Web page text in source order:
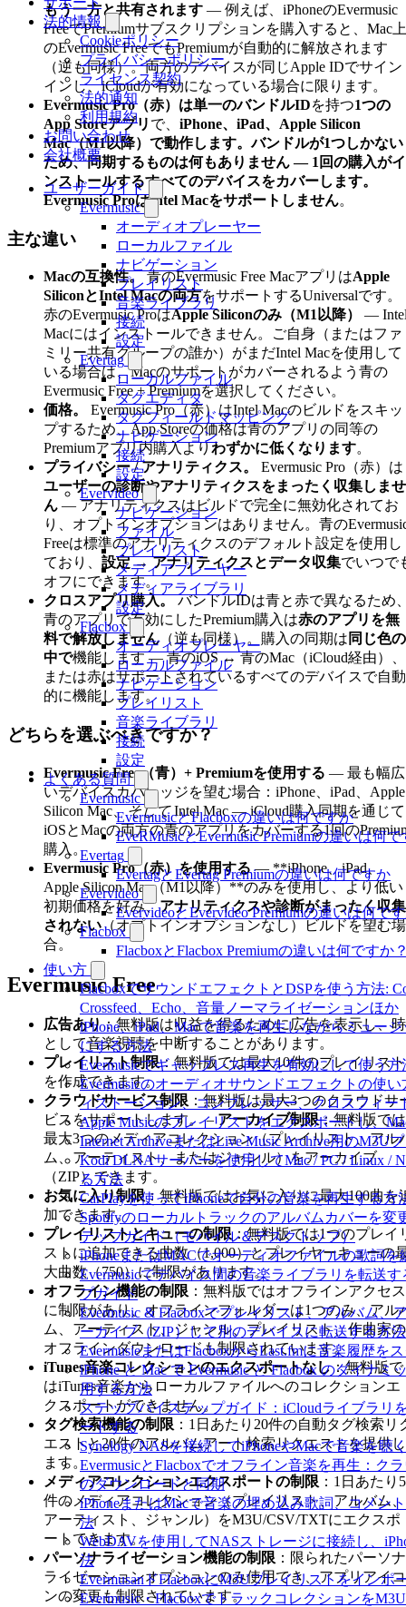
法的情報
Cookieポリシー
プライバシーポリシー
ライセンス契約
法的通知
利用規約
お問い合わせ
会社概要
ユーザーガイド
Evermusic
オーディオプレーヤー
ローカルファイル
ナビゲーション
プレイリスト
音楽ライブラリ
接続
設定
Evertag
ローカルファイル
タグエディタ
タグフィールドマッピング
ナビゲーション
接続
設定
Evervideo
ナビゲーション
ファイル
プレイリスト
メディアプレーヤー
メディアライブラリ
設定
Flacbox
オーディオプレーヤー
ローカルファイル
ナビゲーション
プレイリスト
音楽ライブラリ
接続
設定
よくある質問
Evermusic
EvermusicとFlacboxの違いは何ですか
EveRMusicとEvermusic Premiumの違いは何で
Evertag
EvertagとEvertag Premiumの違いは何ですか
Evervideo
EvervideoとEvervideo Premiumの違いは何で
Flacbox
FlacboxとFlacbox Premiumの違いは何ですか
使い方
FlacboxでサウンドエフェクトとDSPを使う方法:
Crossfeed、Echo、音量ノーマライゼーションほか
iPhone、iPad、Macで音楽を再生しながらミュー
にする方法
Evermusicでギャップレス再生を有効にして使う方
Evermusicのオーディオサウンドエフェクトの使
ィストーション、コンプレッサー、クロスフィー
Apple Musicのプレイリストをエクスポートし、
Internet ArchiveまたはLive Music Archive用のM3U
Kodi DLNAサーバーを使用してMac / PC / Linux /
る方法
CarPlayを使ってiPhoneで自分の音楽を再生する方
Spotifyのローカルトラックのアルバムカバーを変
テップガイド（モバイル＆デスクトップ）
iPhoneまたはMACでオーディオファイルの歌詞を
Evermusicでデバイス間の音楽ライブラリを転送
プガイド
Evermusic & Flacboxでプレイリスト、アルバム、
ーカイブ（ZIP）して別のデバイスに転送する方法
EvermusieまたはFlacboxからLast.fmに音楽履歴を
iPhone と Mac で Evermusic と Flacbox のダイナ
用する方法
ステップバイステップガイド：iCloudライブラリ
ートする
Synology NASを接続してiPhoneやMacで音楽を聴
EvermusicとFlacboxでオフライン音楽を再生：ク
のダウンロードと同期
iPhoneまたはMacで音楽の埋め込み歌詞、コメン
法
WebDAVを使用してNASストレージに接続し、
法
EvermusanドFlacboxにM3Uプレイリストをインポ
Evermusic・Flacboxでトラックコレクションを
もう一方と共有されます — 例えば、iPhoneのEvermusic
FreeでPremiumサブスクリプションを購入すると、Mac上
のEvermusic FreeでもPremiumが自動的に解放されます
（逆も同様）。両方のデバイスが同じApple IDでサイン
インし、iCloudが有効になっている場合に限ります。
Evermusic Pro（赤） は単一のバンドルIDを持つ1つの
App Storeアプリ で、 iPhone、iPad、Apple Silicon
Mac（M1以降） で動作します。バンドルが1つしかない
ため、同期するものは何もありません — 1回の購入がイ
ンストールするすべてのデバイスをカバーします。
Evermusic ProはIntel Macをサポートしません。
主な違い
Macの互換性。青のEvermusic Free MacアプリはApple
SiliconとIntel Macの両方をサポートするUniversalです。
赤のEvermusic ProはApple Siliconのみ（M1以降）
—
Macにはインストールできません。ご自身（またはファ
ミリー共有グループの誰か）がまだIntel Macを使用して
いる場合は、Macのサポートがカバーされるよう青の
Evermusic Free + Premiumを選択してください。
価格。
Evermusic Pro（赤）はIntel Macのビルドをスキッ
プするため、App Storeの価格は青のアプリの同等の
Premiumアプリ内購入よりわずかに低くなります。
プライバシー / アナリティクス。
Evermusic Pro（赤）は
ユーザーの診断やアナリティクスをまったく収集しませ
ん — アナリティクスはビルドで完全に無効化されてお
り、オプトインオプションはありません。青の
Freeは標準のアナリティクスのデフォルト設定を使用し
ており、 設定 → アナリティクスとデータ収集でいつで
オフにできます。
クロスアプリ購入。バンドルIDは青と赤で異なるため
青のアプリで有効にしたPremium購入は赤のアプリを無
料で解放しません（逆も同様）。購入の同期は 同じ色の
中で機能します — 青のiOS ↔ 青のMac（iCloud経由）、
または赤はサポートされているすべてのデバイスで自動
的に機能します。
どちらを選ぶべきですか？
Evermusic Free（青）+ Premiumを使用する — 最も幅広
いデバイスカバレッジを望む場合：iPhone、iPad、Apple
Silicon Mac、 そしてIntel Mac — iCloud購入同期を通じて
iOSとMacの両方の青のアプリをカバーする1回の
購入。
Evermusic Pro（赤）を使用する — **iPhone、iPad、
Apple Silicon Mac（M1以降）**のみを使用し、より低い
初期価格を好み、アナリティクスや診断がまったく収集
されない（オプトインオプションなし）ビルドを望む場
合。
Evermusic Free
広告あり：無料版は収益を得るために広告を表示し、時
として音楽視聴を中断することがあります。
プレイリスト制限：無料版では最大10件のプレイリスト
を作成できます。
クラウドサービス制限 ：無料版は最大3つのクラウドサ
ビスをサポートします。 –アーカイブ制限：無料版では
最大3つのメディアコレクション（プレイリスト、アル
ム、アーティスト、またはジャンル）をアーカイブ
（ZIP）できます。
お気に入り制限：無料版ではお気に入りに最大100曲を
加できます。
プレイリストとキューの制限：無料版では1つのプレイ
ストに追加できる曲数（1,000）とプレイヤーキューの
大曲数（750）に制限があります。
オフライン機能の制限 ：無料版ではオフラインアクセス
に制限があり、オフラインフォルダーは1つのみ、アル
ム、アーティスト、ジャンル、プレイリスト、作曲家の
オフラインダウンロードも制限されています。
iTunes音楽コレクションのエクスポートなし：無料版で
はiTunes音楽からローカルファイルへのコレクションエ
クスポートができません。
タグ検索機能の制限 ：1日あたり20件の自動タグ検索リ
エストと20件のアルバムアート検索リクエストを提供し
ます。
メディアコレクションエクスポートの制限 ：1日あたり5
件のメディアコレクション（プレイリスト、アルバム、
アーティスト、ジャンル）をM3U/CSV/TXTにエクスポ
ートできます。
パーソナライゼーション機能の制限 ：限られたパーソナ
ライゼーションオプションのみ使用でき、アプリアイコ
ンの変更も制限されています。